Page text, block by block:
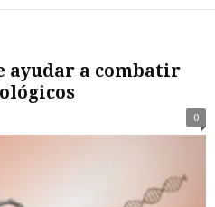
ayudar a combatir
0